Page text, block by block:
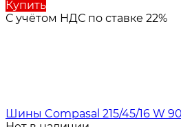
Купить
С учётом НДС по ставке 22%
Шины Compasal 215/45/16 W